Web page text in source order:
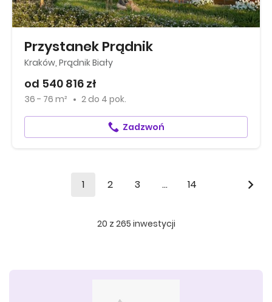
Przystanek Prądnik
Kraków, Prądnik Biały
od 540 816 zł
36 - 76 m² 2 do 4 pok.
Zadzwoń
1 2 3 ... 14
20 z 265 inwestycji